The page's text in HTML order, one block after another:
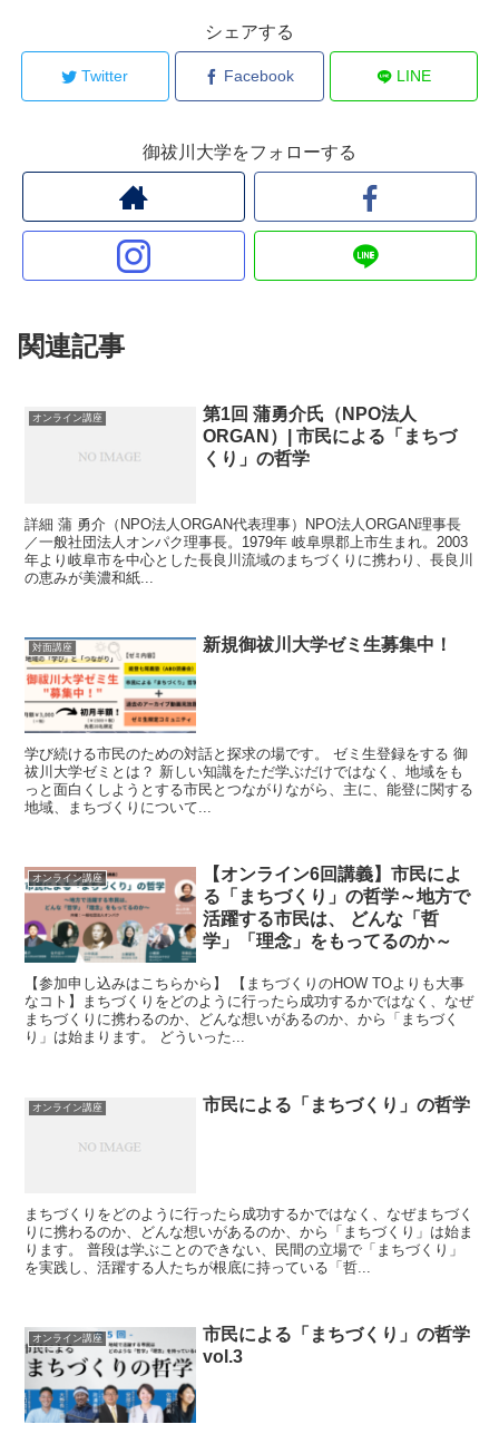
シェアする
Twitter Facebook LINE
御祓川大学をフォローする
関連記事
オンライン講座
第1回 蒲勇介氏（NPO法人
ORGAN）| 市民による「まちづ
くり」の哲学
詳細 蒲 勇介（NPO法人ORGAN代表理事）NPO法人ORGAN理事長
／一般社団法人オンパク理事長。1979年 岐阜県郡上市生まれ。2003
年より岐阜市を中心とした長良川流域のまちづくりに携わり、長良川
の恵みが美濃和紙...
対面講座 新規御祓川大学ゼミ生募集中！
学び続ける市民のための対話と探求の場です。 ゼミ生登録をする 御
祓川大学ゼミとは？ 新しい知識をただ学ぶだけではなく、地域をも
っと面白くしようとする市民とつながりながら、主に、能登に関する
地域、まちづくりについて...
オンライン講座
【オンライン6回講義】市民によ
る「まちづくり」の哲学～地方で
活躍する市民は、 どんな「哲
学」「理念」をもってるのか～
【参加申し込みはこちらから】 【まちづくりのHOW TOよりも大事
なコト】まちづくりをどのように行ったら成功するかではなく、なぜ
まちづくりに携わるのか、どんな想いがあるのか、から「まちづく
り」は始まります。 どういった...
オンライン講座 市民による「まちづくり」の哲学
まちづくりをどのように行ったら成功するかではなく、なぜまちづく
りに携わるのか、どんな想いがあるのか、から「まちづくり」は始ま
ります。 普段は学ぶことのできない、民間の立場で「まちづくり」
を実践し、活躍する人たちが根底に持っている「哲...
オンライン講座
市民による「まちづくり」の哲学
vol.3